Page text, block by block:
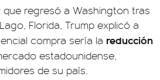
regresó a Washington tras
Florida, Trump explicó a
compra sería la reducción
estadounidense,
de su país.